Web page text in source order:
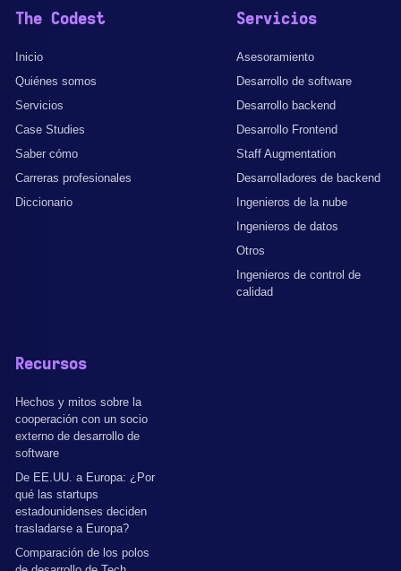
The Codest
Inicio
Quiénes somos
Servicios
Case Studies
Saber cómo
Carreras profesionales
Diccionario
Servicios
Asesoramiento
Desarrollo de software
Desarrollo backend
Desarrollo Frontend
Staff Augmentation
Desarrolladores de backend
Ingenieros de la nube
Ingenieros de datos
Otros
Ingenieros de control de
calidad
Recursos
Hechos y mitos sobre la
cooperación con un socio
externo de desarrollo de
software
De EE.UU. a Europa: ¿Por
qué las startups
estadounidenses deciden
trasladarse a Europa?
Comparación de los polos